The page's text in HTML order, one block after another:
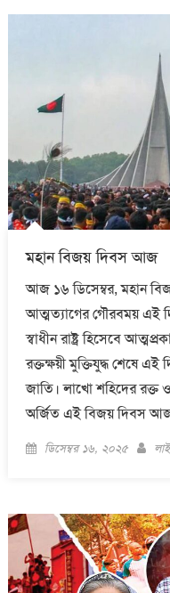
মহান বিজয় দিবস আজ
আজ ১৬ ডিসেম্বর, মহান
আত্মত্যাগের গৌরবময় এই
স্বাধীন রাষ্ট্র হিসেবে
রক্তক্ষয়ী মুক্তিযুদ্ধ শেষে এই
জাতি। লাখো শহিদের রক্ত
অর্জিত এই বিজয় দিবস আজ
Posted
ডিসেম্বর ১৬, ২০২৫